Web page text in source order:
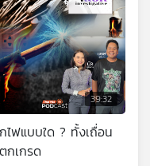
39:32
ไฟแบบใด ? ทั้งเถื่อน
กเกรด